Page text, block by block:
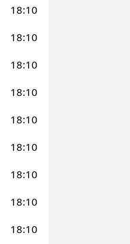
18:10
18:10
18:10
18:10
18:10
18:10
18:10
18:10
18:10